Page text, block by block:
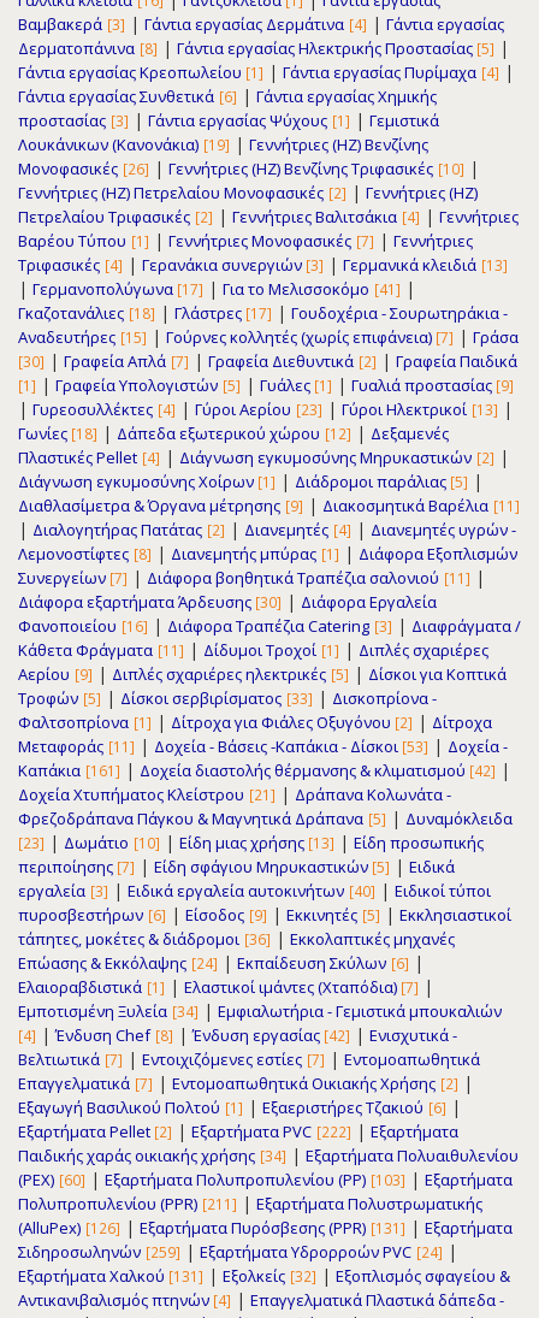
Βαμβακερά [3] | Γάντια εργασίας Δερμάτινα [4] | Γάντια εργασίας
Δερματοπάνινα [8] | Γάντια εργασίας Ηλεκτρικής Προστασίας [5] |
Γάντια εργασίας Κρεοπωλείου [1] | Γάντια εργασίας Πυρίμαχα [4] |
Γάντια εργασίας Συνθετικά [6] | Γάντια εργασίας Χημικής
προστασίας [3] | Γάντια εργασίας Ψύχους [1] | Γεμιστικά
Λουκάνικων (Κανονάκια) [19] | Γεννήτριες (ΗΖ) Βενζίνης
Μονοφασικές [26] | Γεννήτριες (ΗΖ) Βενζίνης Τριφασικές [10] |
Γεννήτριες (ΗΖ) Πετρελαίου Μονοφασικές [2] | Γεννήτριες (ΗΖ)
Πετρελαίου Τριφασικές [2] | Γεννήτριες Βαλιτσάκια [4] | Γεννήτριες
Βαρέου Τύπου [1] | Γεννήτριες Μονοφασικές [7] | Γεννήτριες
Τριφασικές [4] | Γερανάκια συνεργιών [3] | Γερμανικά κλειδιά [13]
| Γερμανοπολύγωνα [17] | Για το Μελισσοκόμο [41] |
Γκαζοτανάλιες [18] | Γλάστρες [17] | Γουδοχέρια - Σουρωτηράκια -
Αναδευτήρες [15] | Γούρνες κολλητές (χωρίς επιφάνεια) [7] | Γράσα
[30] | Γραφεία Απλά [7] | Γραφεία Διεθυντικά [2] | Γραφεία Παιδικά
[1] | Γραφεία Υπολογιστών [5] | Γυάλες [1] | Γυαλιά προστασίας [9]
| Γυρεοσυλλέκτες [4] | Γύροι Αερίου [23] | Γύροι Ηλεκτρικοί [13] |
Γωνίες [18] | Δάπεδα εξωτερικού χώρου [12] | Δεξαμενές
Πλαστικές Pellet [4] | Διάγνωση εγκυμοσύνης Μηρυκαστικών [2] |
Διάγνωση εγκυμοσύνης Χοίρων [1] | Διάδρομοι παράλιας [5] |
Διαθλασίμετρα & Όργανα μέτρησης [9] | Διακοσμητικά Βαρέλια [11]
| Διαλογητήρας Πατάτας [2] | Διανεμητές [4] | Διανεμητές υγρών -
Λεμονοστίφτες [8] | Διανεμητής μπύρας [1] | Διάφορα Εξοπλισμών
Συνεργείων [7] | Διάφορα βοηθητικά Τραπέζια σαλονιού [11] |
Διάφορα εξαρτήματα Άρδευσης [30] | Διάφορα Εργαλεία
Φανοποιείου [16] | Διάφορα Τραπέζια Catering [3] | Διαφράγματα /
Κάθετα Φράγματα [11] | Δίδυμοι Τροχοί [1] | Διπλές σχαριέρες
Αερίου [9] | Διπλές σχαριέρες ηλεκτρικές [5] | Δίσκοι για Κοπτικά
Τροφών [5] | Δίσκοι σερβιρίσματος [33] | Δισκοπρίονα -
Φαλτσοπρίονα [1] | Δίτροχα για Φιάλες Οξυγόνου [2] | Δίτροχα
Μεταφοράς [11] | Δοχεία - Βάσεις -Καπάκια - Δίσκοι [53] | Δοχεία -
Καπάκια [161] | Δοχεία διαστολής θέρμανσης & κλιματισμού [42] |
Δοχεία Χτυπήματος Κλείστρου [21] | Δράπανα Κολωνάτα -
Φρεζοδράπανα Πάγκου & Μαγνητικά Δράπανα [5] | Δυναμόκλειδα
[23] | Δωμάτιο [10] | Είδη μιας χρήσης [13] | Είδη προσωπικής
περιποίησης [7] | Είδη σφάγιου Μηρυκαστικών [5] | Ειδικά
εργαλεία [3] | Ειδικά εργαλεία αυτοκινήτων [40] | Ειδικοί τύποι
πυροσβεστήρων [6] | Είσοδος [9] | Εκκινητές [5] | Εκκλησιαστικοί
τάπητες, μοκέτες & διάδρομοι [36] | Εκκολαπτικές μηχανές
Επώασης & Εκκόλαψης [24] | Εκπαίδευση Σκύλων [6] |
Ελαιοραβδιστικά [1] | Ελαστικοί ιμάντες (Χταπόδια) [7] |
Εμποτισμένη Ξυλεία [34] | Εμφιαλωτήρια - Γεμιστικά μπουκαλιών
[4] |Ένδυση Chef [8] |Ένδυση εργασίας [42] | Ενισχυτικά -
Βελτιωτικά [7] | Εντοιχιζόμενες εστίες [7] | Εντομοαπωθητικά
Επαγγελματικά [7] | Εντομοαπωθητικά Οικιακής Χρήσης [2] |
Εξαγωγή Βασιλικού Πολτού [1] | Εξαεριστήρες Τζακιού [6] |
Εξαρτήματα Pellet [2] | Εξαρτήματα PVC [222] | Εξαρτήματα
Παιδικής χαράς οικιακής χρήσης [34] | Εξαρτήματα Πολυαιθυλενίου
(PEX) [60] | Εξαρτήματα Πολυπροπυλενίου (PP) [103] | Εξαρτήματα
Πολυπροπυλενίου (PPR) [211] | Εξαρτήματα Πολυστρωματικής
(AlluPex) [126] | Εξαρτήματα Πυρόσβεσης (PPR) [131] | Εξαρτήματα
Σιδηροσωληνών [259] | Εξαρτήματα Υδρορρoών PVC [24] |
Εξαρτήματα Χαλκού [131] | Εξολκείς [32] | Εξοπλισμός σφαγείου &
Αντικανιβαλισμός πτηνών [4] | Επαγγελματικά Πλαστικά δάπεδα -